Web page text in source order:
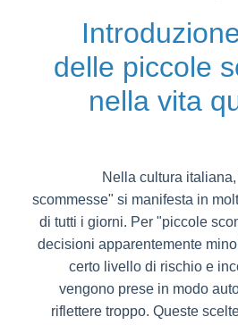
1.
delle piccole
nella vita
Nella cultura
scommesse" si manifesta in
di tutti i giorni. Per "piccole
decisioni apparentemente
certo livello di rischio e
vengono prese in modo
riflettere troppo. Queste